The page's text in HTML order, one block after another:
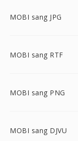
MOBI sang JPG
MOBI sang RTF
MOBI sang PNG
MOBI sang DJVU